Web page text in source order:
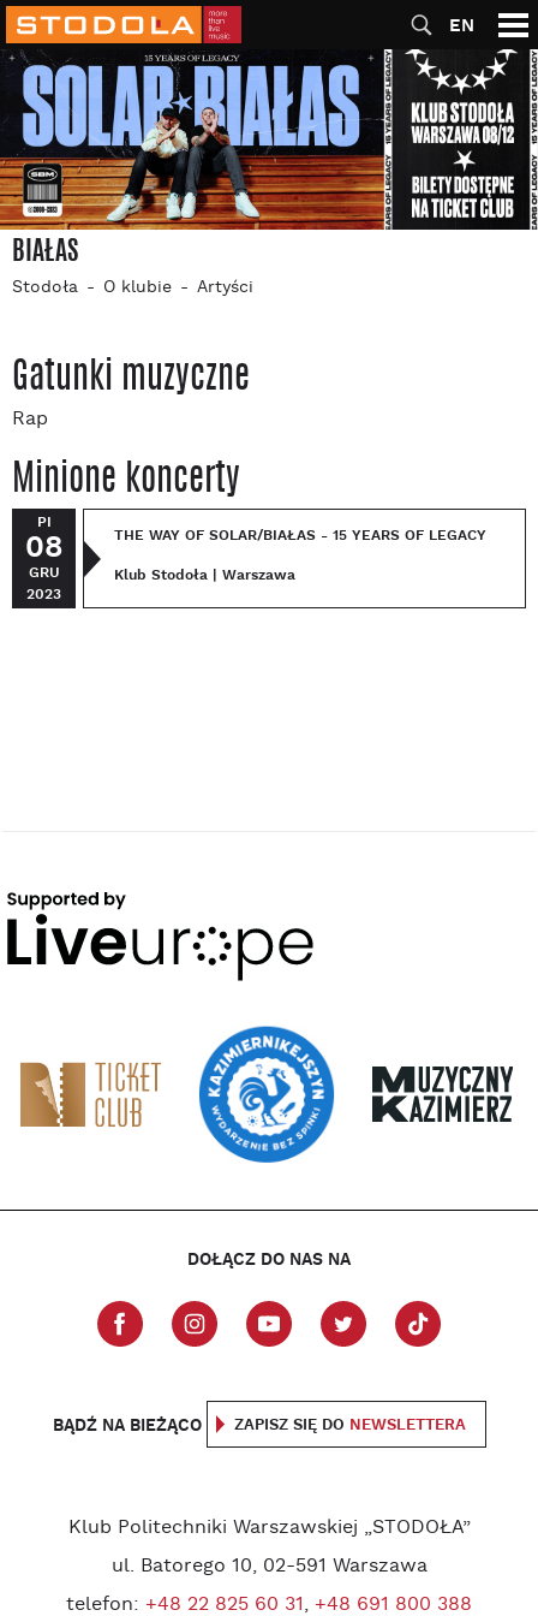
EN
BIAŁAS
Stodoła O klubie Artyści
Gatunki muzyczne
Rap
Minione koncerty
PI
08
GRU
2023
THE WAY OF SOLAR/BIAŁAS - 15 YEARS OF LEGACY
Klub Stodoła | Warszawa
DOŁĄCZ DO NAS NA
BĄDŹ NA BIEŻĄCO ZAPISZ SIĘ DO NEWSLETTERA
Klub Politechniki Warszawskiej „STODOŁA”
ul. Batorego 10, 02-591 Warszawa
telefon: +48 22 825 60 31, +48 691 800 388